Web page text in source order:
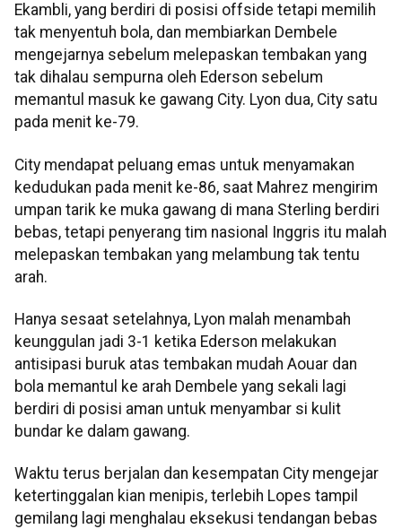
Ekambli, yang berdiri di posisi offside tetapi memilih
tak menyentuh bola, dan membiarkan Dembele
mengejarnya sebelum melepaskan tembakan yang
tak dihalau sempurna oleh Ederson sebelum
memantul masuk ke gawang City. Lyon dua, City satu
pada menit ke-79.
City mendapat peluang emas untuk menyamakan
kedudukan pada menit ke-86, saat Mahrez mengirim
umpan tarik ke muka gawang di mana Sterling berdiri
bebas, tetapi penyerang tim nasional Inggris itu malah
melepaskan tembakan yang melambung tak tentu
arah.
Hanya sesaat setelahnya, Lyon malah menambah
keunggulan jadi 3-1 ketika Ederson melakukan
antisipasi buruk atas tembakan mudah Aouar dan
bola memantul ke arah Dembele yang sekali lagi
berdiri di posisi aman untuk menyambar si kulit
bundar ke dalam gawang.
Waktu terus berjalan dan kesempatan City mengejar
ketertinggalan kian menipis, terlebih Lopes tampil
gemilang lagi menghalau eksekusi tendangan bebas